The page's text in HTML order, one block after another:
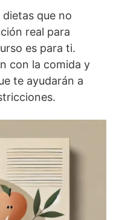
que no
real para
es para ti.
con la comida y
te ayudarán a